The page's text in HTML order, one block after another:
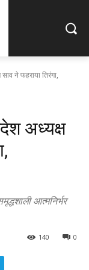
ने फहराया तिरंगा,
अध्यक्ष
आत्मनिर्भर
0
140